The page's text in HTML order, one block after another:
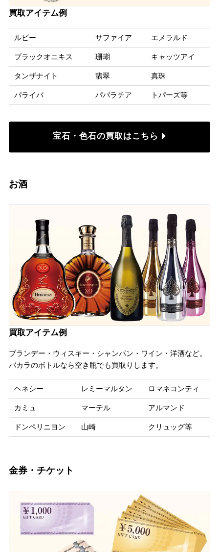
買取アイテム例
ルビー サファイア エメラルド
ブラックオニキス 珊瑚 キャッツアイ
タンザナイト 翡翠 真珠
パライバ パパラチア トパーズ等
宝石・色石の買取はこちら
お酒
買取アイテム例
ブランデー・ウィスキー・シャンパン・ワイン・洋酒など。
バカラのボトルなら空き瓶でも買取りします。
ヘネシー レミーマルタン ロマネコンティ
カミュ マーテル アルマンド
ドンペリニヨン 山崎 クリュッグ等
金券・チケット